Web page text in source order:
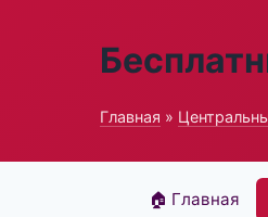
Главная »
🏠 Главная